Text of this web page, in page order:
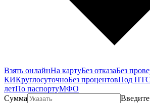
Взять онлайнНа картуБез отказаБез
КИКруглосуточноБез процентовПод ПТС
летПо паспортуМФО
Сумма